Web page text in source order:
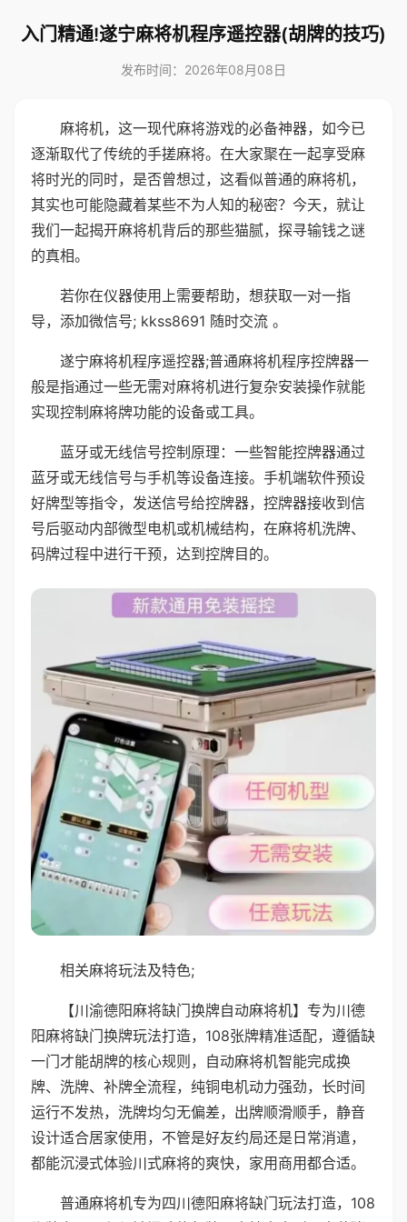
入门精通!遂宁麻将机程序遥控器(胡牌的技巧)
发布时间：2026年08月08日
麻将机，这一现代麻将游戏的必备神器，如今已
逐渐取代了传统的手搓麻将。在大家聚在一起享受麻
将时光的同时，是否曾想过，这看似普通的麻将机，
其实也可能隐藏着某些不为人知的秘密？今天，就让
我们一起揭开麻将机背后的那些猫腻，探寻输钱之谜
的真相。
若你在仪器使用上需要帮助，想获取一对一指
导，添加微信号; kkss8691 随时交流 。
遂宁麻将机程序遥控器;普通麻将机程序控牌器一
般是指通过一些无需对麻将机进行复杂安装操作就能
实现控制麻将牌功能的设备或工具。
蓝牙或无线信号控制原理：一些智能控牌器通过
蓝牙或无线信号与手机等设备连接。手机端软件预设
好牌型等指令，发送信号给控牌器，控牌器接收到信
号后驱动内部微型电机或机械结构，在麻将机洗牌、
码牌过程中进行干预，达到控牌目的。
相关麻将玩法及特色;
【川渝德阳麻将缺门换牌自动麻将机】专为川德
阳麻将缺门换牌玩法打造，108张牌精准适配，遵循缺
一门才能胡牌的核心规则，自动麻将机智能完成换
牌、洗牌、补牌全流程，纯铜电机动力强劲，长时间
运行不发热，洗牌均匀无偏差，出牌顺滑顺手，静音
设计适合居家使用，不管是好友约局还是日常消遣，
都能沉浸式体验川式麻将的爽快，家用商用都合适。
普通麻将机专为四川德阳麻将缺门玩法打造，108